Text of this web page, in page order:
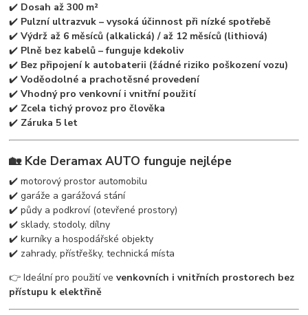
✔️ Dosah až 300 m²
✔️ Pulzní ultrazvuk – vysoká účinnost při nízké spotřebě
✔️Výdrž až 6 měsíců (alkalická) / až 12 měsíců (lithiová)
✔️ Plně bez kabelů – funguje kdekoliv
✔️ Bez připojení k autobaterii (žádné riziko poškození vozu)
✔️Voděodolné a prachotěsné provedení
✔️Vhodný pro venkovní i vnitřní použití
✔️ Zcela tichý provoz pro člověka
✔️ Záruka 5 let
🏡 Kde Deramax AUTO funguje nejlépe
✔️ motorový prostor automobilu
✔️ garáže a garážová stání
✔️ půdy a podkroví (otevřené prostory)
✔️ sklady, stodoly, dílny
✔️ kurníky a hospodářské objekty
✔️ zahrady, přístřešky, technická místa
👉 Ideální pro použití vevenkovních i vnitřních prostorech bez
přístupu k elektřině